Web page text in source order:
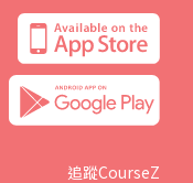
追蹤CourseZ